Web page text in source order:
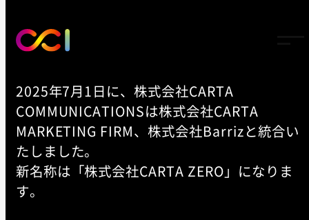
2025年7月1日に、株式会社CARTA
COMMUNICATIONSは株式会社CARTA
MARKETING FIRM、株式会社Barrizと統合い
たしました。
新名称は「株式会社CARTA ZERO」になりま
す。
TOP - NEWS
「Google広告」「Yahoo!広
告」のアカウント診断ツール